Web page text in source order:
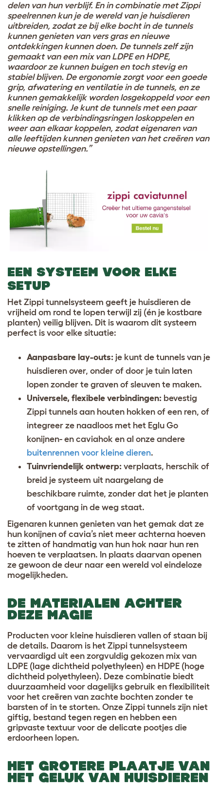
delen van hun verblijf. En in combinatie met Zippi
speelrennen kun je de wereld van je huisdieren
uitbreiden, zodat ze bij elke bocht in de tunnels
kunnen genieten van vers gras en nieuwe
ontdekkingen kunnen doen. De tunnels zelf zijn
gemaakt van een mix van LDPE en HDPE,
waardoor ze kunnen buigen en toch stevig en
stabiel blijven. De ergonomie zorgt voor een goede
grip, afwatering en ventilatie in de tunnels, en ze
kunnen gemakkelijk worden losgekoppeld voor een
snelle reiniging. Je kunt de tunnels met een paar
klikken op de verbindingsringen loskoppelen en
weer aan elkaar koppelen, zodat eigenaren van
alle leeftijden kunnen genieten van het creëren van
nieuwe opstellingen.”
EEN SYSTEEM VOOR ELKE
SETUP
Het Zippi tunnelsysteem geeft je huisdieren de
vrijheid om rond te lopen terwijl zij (én je kostbare
planten) veilig blijven. Dit is waarom dit systeem
perfect is voor elke situatie:
Aanpasbare lay-outs: je kunt de tunnels van je
huisdieren over, onder of door je tuin laten
lopen zonder te graven of sleuven te maken.
Universele, flexibele verbindingen: bevestig
Zippi tunnels aan houten hokken of een ren, of
integreer ze naadloos met het Eglu Go
konijnen- en caviahok en al onze andere
buitenrennen voor kleine dieren.
Tuinvriendelijk ontwerp: verplaats, herschik of
breid je systeem uit naargelang de
beschikbare ruimte, zonder dat het je planten
of voortgang in de weg staat.
Eigenaren kunnen genieten van het gemak dat ze
hun konijnen of cavia’s niet meer achterna hoeven
te zitten of handmatig van hun hok naar hun ren
hoeven te verplaatsen. In plaats daarvan openen
ze gewoon de deur naar een wereld vol eindeloze
mogelijkheden.
DE MATERIALEN ACHTER
DEZE MAGIE
Producten voor kleine huisdieren vallen of staan bij
de details. Daarom is het Zippi tunnelsysteem
vervaardigd uit een zorgvuldig gekozen mix van
LDPE (lage dichtheid polyethyleen) en HDPE (hoge
dichtheid polyethyleen). Deze combinatie biedt
duurzaamheid voor dagelijks gebruik en flexibiliteit
voor het creëren van zachte bochten zonder te
barsten of in te storten. Onze Zippi tunnels zijn niet
giftig, bestand tegen regen en hebben een
gripvaste textuur voor de delicate pootjes die
erdoorheen lopen.
HET GROTERE PLAATJE VAN
HET GELUK VAN HUISDIEREN